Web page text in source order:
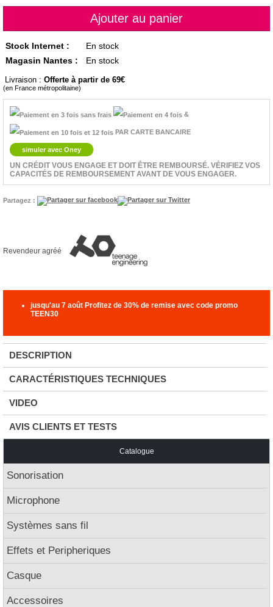
Stock Internet :
En stock
Magasin Nantes :
En stock
Livraison : Offerte à partir de 69
(en France métropolitaine)
&
PAR CARTE BANCAIRE
simuler avec Oney
UN CRÉDIT VOUS ENGAGE ET DOIT ÊTRE REMBOURSÉ. VÉRIFIEZ VOS
CAPACITÉS DE REMBOURSEMENT AVANT DE VOUS ENGAGER.
Partagez :
Revendeur agréé
jusqu'au 7 août Profitez de 30% de remise avec code promo
TEEN30
DESCRIPTION
CARACTÉRISTIQUES TECHNIQUES
VIDEO
AVIS CLIENTS ET TESTS
Catalogue
Sonorisation
Microphone
Systèmes sans fil
Effets et Peripheriques
Casque
Accessoires